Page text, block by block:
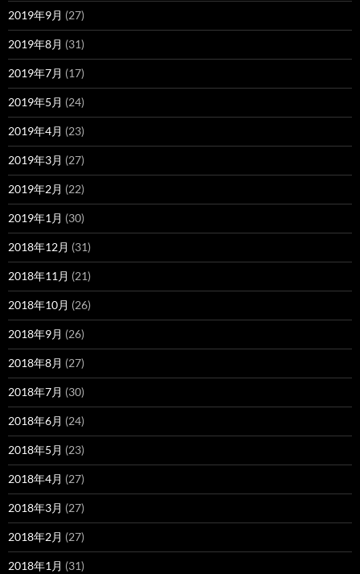
2019年9月 (27)
2019年8月 (31)
2019年7月 (17)
2019年5月 (24)
2019年4月 (23)
2019年3月 (27)
2019年2月 (22)
2019年1月 (30)
2018年12月 (31)
2018年11月 (21)
2018年10月 (26)
2018年9月 (26)
2018年8月 (27)
2018年7月 (30)
2018年6月 (24)
2018年5月 (23)
2018年4月 (27)
2018年3月 (27)
2018年2月 (27)
2018年1月 (31)